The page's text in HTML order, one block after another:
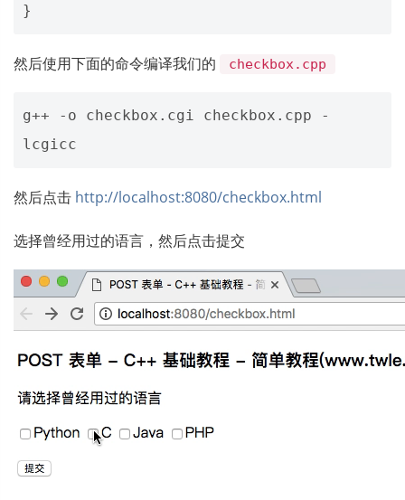
}
然后使用下面的命令编译我们的 checkbox.cpp
g++ -o checkbox.cgi checkbox.cpp -
然后点击 http://localhost:8080/checkbox.html
选择曾经用过的语言，然后点击提交